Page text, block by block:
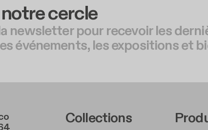
cercle
newsletter pour recevoir les
événements, les expositions et
Footer Left
Collections